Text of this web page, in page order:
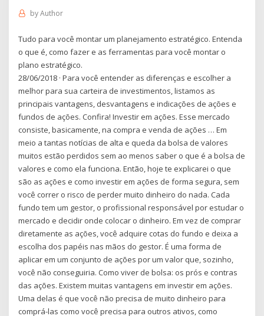
byAuthor
Tudo para você montar um planejamento estratégico. Entenda
o que é, como fazer e as ferramentas para você montar o
plano estratégico.
28/06/2018 · Para você entender as diferenças e escolher a
melhor para sua carteira de investimentos, listamos as
principais vantagens, desvantagens e indicações de ações e
fundos de ações. Confira! Investir em ações. Esse mercado
consiste, basicamente, na compra e venda de ações … Em
meio a tantas notícias de alta e queda da bolsa de valores
muitos estão perdidos sem ao menos saber o que é a bolsa de
valores e como ela funciona. Então, hoje te explicarei o que
são as ações e como investir em ações de forma segura, sem
você correr o risco de perder muito dinheiro do nada. Cada
fundo tem um gestor, o profissional responsável por estudar o
mercado e decidir onde colocar o dinheiro. Em vez de comprar
diretamente as ações, você adquire cotas do fundo e deixa a
escolha dos papéis nas mãos do gestor. É uma forma de
aplicar em um conjunto de ações por um valor que, sozinho,
você não conseguiria. Como viver de bolsa: os prós e contras
das ações. Existem muitas vantagens em investir em ações.
Uma delas é que você não precisa de muito dinheiro para
comprá-las como você precisa para outros ativos, como